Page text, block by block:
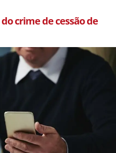
crime de cessão de